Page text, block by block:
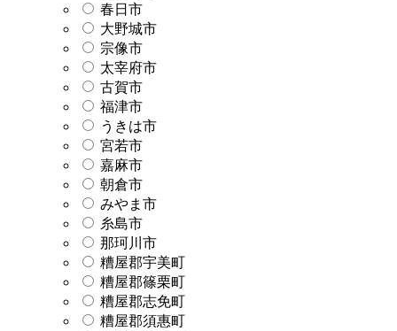
春日市
大野城市
宗像市
太宰府市
古賀市
福津市
うきは市
宮若市
嘉麻市
朝倉市
みやま市
糸島市
那珂川市
糟屋郡宇美町
糟屋郡篠栗町
糟屋郡志免町
糟屋郡須惠町